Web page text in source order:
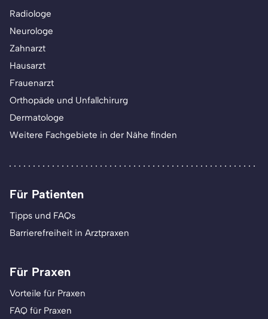
Radiologe
Neurologe
Zahnarzt
Hausarzt
Frauenarzt
Orthopäde und Unfallchirurg
Dermatologe
Weitere Fachgebiete in der Nähe finden
Für Patienten
Tipps und FAQs
Barrierefreiheit in Arztpraxen
Für Praxen
Vorteile für Praxen
FAQ für Praxen